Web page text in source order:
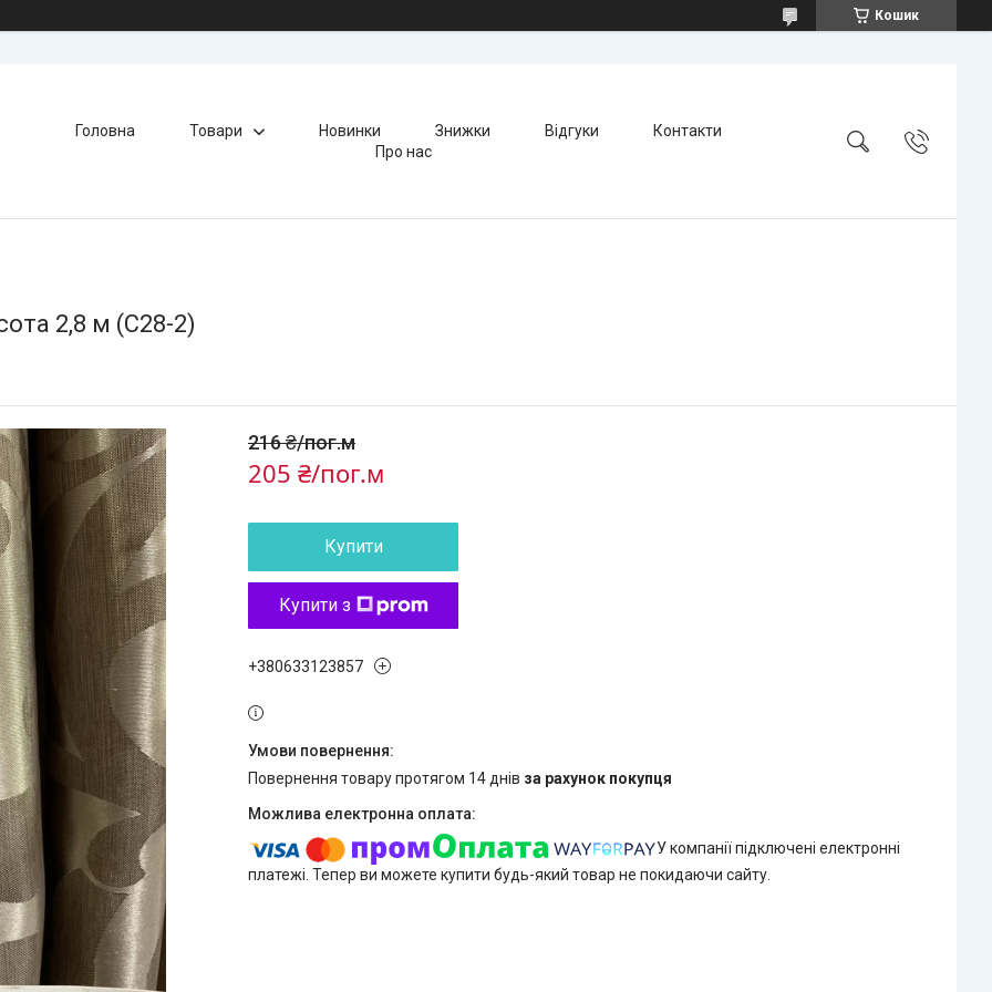
Кошик
Головна Товари Новинки Знижки Відгуки
Контакти
Про нас
2,8 м (С28-2)
216 ₴/пог.м
205 ₴/пог.м
Купити
Купити з
+380633123857
повернення товару протягом 14 днів за рахунок покупця
У компанії підключені електронні
платежі. Тепер ви можете купити будь-який товар не покидаючи сайту.